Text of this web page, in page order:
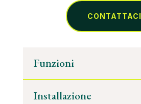
CONTATTACI
Funzioni
Installazione